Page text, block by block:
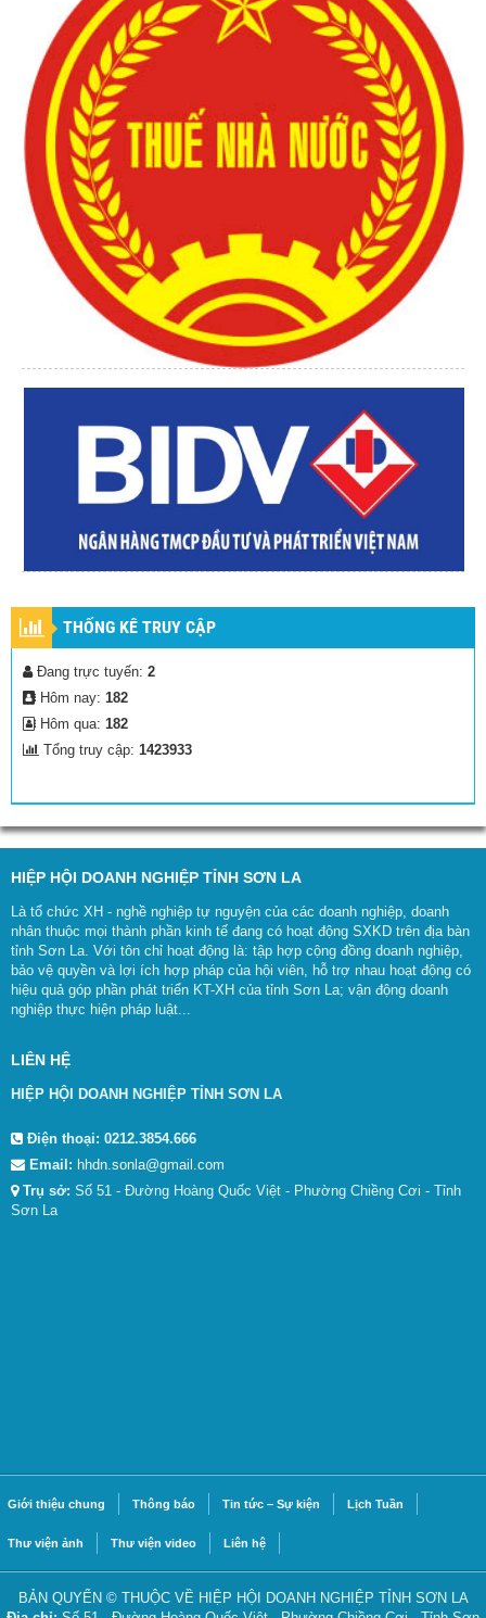
THỐNG KÊ TRUY CẬP
Đang trực tuyến: 2
Hôm nay: 182
Hôm qua: 182
Tổng truy cập: 1423933
HIỆP HỘI DOANH NGHIỆP TỈNH SƠN LA
Là tổ chức XH - nghề nghiệp tự nguyện của các doanh nghiệp, doanh
nhân thuộc mọi thành phần kinh tế đang có hoạt động SXKD trên địa bàn
tỉnh Sơn La. Với tôn chỉ hoạt động là: tập hợp cộng đồng doanh nghiệp,
bảo vệ quyền và lợi ích hợp pháp của hội viên, hỗ trợ nhau hoạt động có
hiệu quả góp phần phát triển KT-XH của tỉnh Sơn La; vận động doanh
nghiệp thực hiện pháp luật...
LIÊN HỆ
HIỆP HỘI DOANH NGHIỆP TỈNH SƠN LA
Điện thoại: 0212.3854.666
Email: hhdn.sonla@gmail.com
Trụ sở: Số 51 - Đường Hoàng Quốc Việt - Phường Chiềng Cơi - Tỉnh
Sơn La
Giới thiệu chung Thông báo Tin tức – Sự kiện Lịch Tuần
Thư viện ảnh Thư viện video Liên hệ
BẢN QUYỂN © THUỘC VỀ HIỆP HỘI DOANH NGHIỆP TỈNH SƠN LA